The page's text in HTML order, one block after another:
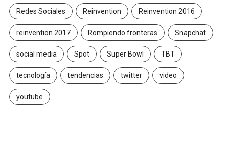
Redes Sociales Reinvention Reinvention 2016
reinvention 2017 Rompiendo fronteras Snapchat
social media Spot Super Bowl TBT
tecnología tendencias twitter video
youtube